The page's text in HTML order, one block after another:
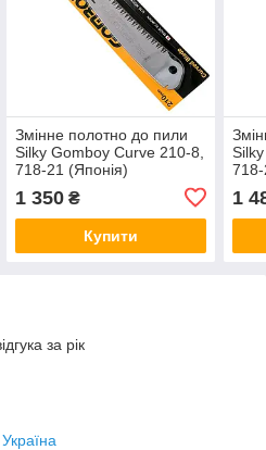
Змінне полотно до пили
Silky Gomboy Curve 210-8,
718-21 (Японія)
1 350₴
Купити
1
за рік